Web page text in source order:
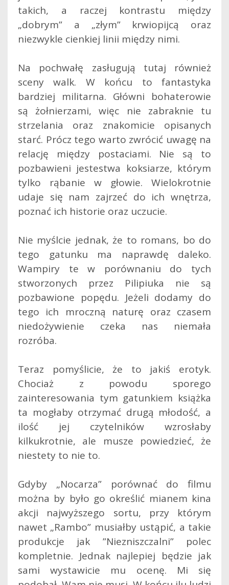
takich, a raczej kontrastu między
„dobrym” a „złym” krwiopijcą oraz
niezwykle cienkiej linii między nimi.
Na pochwałę zasługują tutaj również
sceny walk. W końcu to fantastyka
bardziej militarna. Główni bohaterowie
są żołnierzami, więc nie zabraknie tu
strzelania oraz znakomicie opisanych
starć. Prócz tego warto zwrócić uwagę na
relację między postaciami. Nie są to
pozbawieni jestestwa koksiarze, którym
tylko rąbanie w głowie. Wielokrotnie
udaje się nam zajrzeć do ich wnętrza,
poznać ich historie oraz uczucie.
Nie myślcie jednak, że to romans, bo do
tego gatunku ma naprawdę daleko.
Wampiry te w porównaniu do tych
stworzonych przez Pilipiuka nie są
pozbawione popędu. Jeżeli dodamy do
tego ich mroczną naturę oraz czasem
niedożywienie czeka nas niemała
rozróba.
Teraz pomyślicie, że to jakiś erotyk.
Chociaż z powodu sporego
zainteresowania tym gatunkiem książka
ta mogłaby otrzymać drugą młodość, a
ilość jej czytelników wzrosłaby
kilkukrotnie, ale musze powiedzieć, że
niestety to nie to.
Gdyby „Nocarza” porównać do filmu
można by było go określić mianem kina
akcji najwyższego sortu, przy którym
nawet „Rambo” musiałby ustąpić, a takie
produkcje jak ”Niezniszczalni” polec
kompletnie. Jednak najlepiej będzie jak
sami wystawicie mu ocenę. Mi się